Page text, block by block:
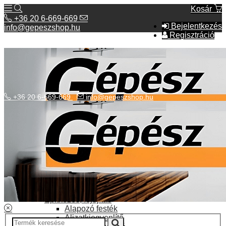
Kosár
Bejelentkezés
Regisztráció
+36 20 6-669-669
info@gepeszshop.hu
Kategóriák menü
Bolhapiac
Elektromos fűtés
Építkezés, fejújítás
Alapozó festék
Aljzatkiegyenlítő
+36 20 6-669-669 info@gepeszshop.hu